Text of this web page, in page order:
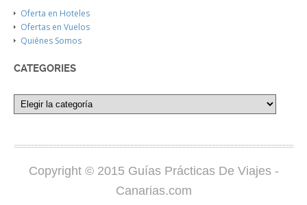
Oferta en Hoteles
Ofertas en Vuelos
Quiénes Somos
CATEGORIES
Copyright © 2015 Guías Prácticas De Viajes -
Canarias.com